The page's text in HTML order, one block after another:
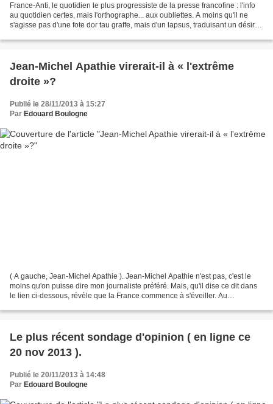
France-Anti, le quotidien le plus progressiste de la presse francofine : l'info
au quotidien certes, mais l'orthographe... aux oubliettes. A moins qu'il ne
s'agisse pas d'une fote dor tau graffe, mais d'un lapsus, traduisant un désir
Jean-Michel Apathie virerait-il à « l'extrême
droite »?
Publié le 28/11/2013 à 15:27
Par Edouard Boulogne
( A gauche, Jean-Michel Apathie ). Jean-Michel Apathie n'est pas, c'est le
moins qu'on puisse dire mon journaliste préféré. Mais, qu'il dise ce dit dans
le lien ci-dessous, révèle que la France commence à s'éveiller. Au
Le plus récent sondage d'opinion ( en ligne ce
20 nov 2013 ).
Publié le 20/11/2013 à 14:48
Par Edouard Boulogne